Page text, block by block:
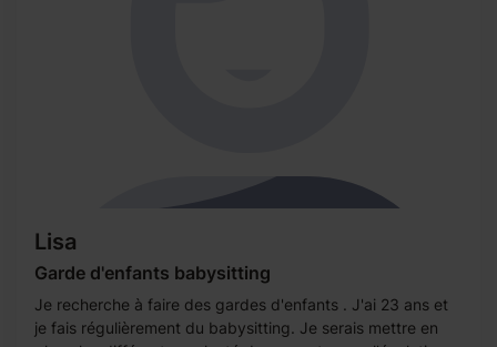
Lisa
Garde d'enfants babysitting
Je recherche à faire des gardes d'enfants . J'ai 23 ans et
je fais régulièrement du babysitting. Je serais mettre en